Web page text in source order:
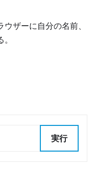
ザーに自分の名前、
実行